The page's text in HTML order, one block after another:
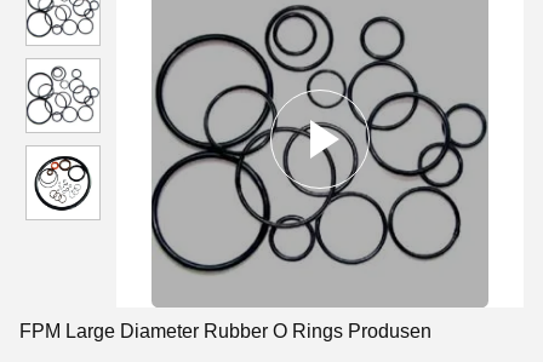
FPM Large Diameter Rubber O Rings Produsen